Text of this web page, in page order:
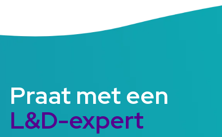
Praat met een
L&D-expert